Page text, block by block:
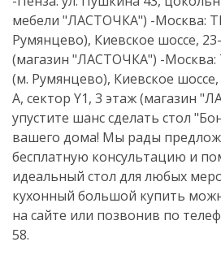
мебели "ЛАСТОЧКА") -Москва:
Румянцево), Киевское шоссе,
(магазин "ЛАСТОЧКА") -
(м. Румянцево), Киевское
А, сектор Y1, 3 этаж (магазин
упустите шанс сделать стол
вашего дома! Мы рады
бесплатную консультацию и
идеальный стол для любых
кухонный большой купить
на сайте или позвонив по
58.